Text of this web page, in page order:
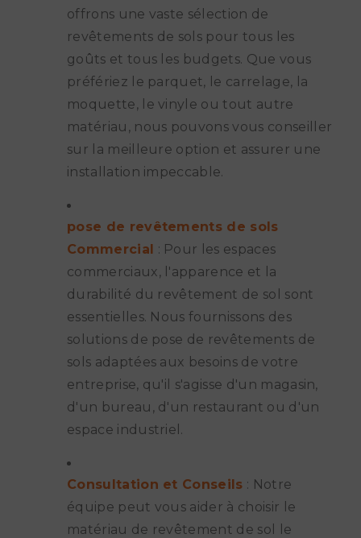
offrons une vaste sélection de
revêtements de sols pour tous les
goûts et tous les budgets. Que vous
préfériez le parquet, le carrelage, la
moquette, le vinyle ou tout autre
matériau, nous pouvons vous conseiller
sur la meilleure option et assurer une
installation impeccable.
pose de revêtements de sols
Commercial : Pour les espaces
commerciaux, l'apparence et la
durabilité du revêtement de sol sont
essentielles. Nous fournissons des
solutions de pose de revêtements de
sols adaptées aux besoins de votre
entreprise, qu'il s'agisse d'un magasin,
d'un bureau, d'un restaurant ou d'un
espace industriel.
Consultation et Conseils : Notre
équipe peut vous aider à choisir le
matériau de revêtement de sol le